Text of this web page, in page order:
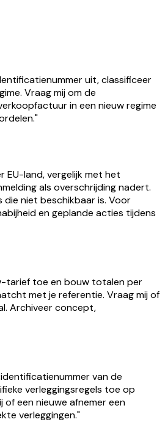
uit, classificeer
Vraag mij om de
in een nieuw regime
EU-land, vergelijk met het
als overschrijding nadert.
niet beschikbaar is. Voor
en geplande acties tijdens
tarief toe en bouw totalen per
met je referentie. Vraag mij of
Archiveer concept,
van de
verleggingsregels toe op
een nieuwe afnemer een
verleggingen."